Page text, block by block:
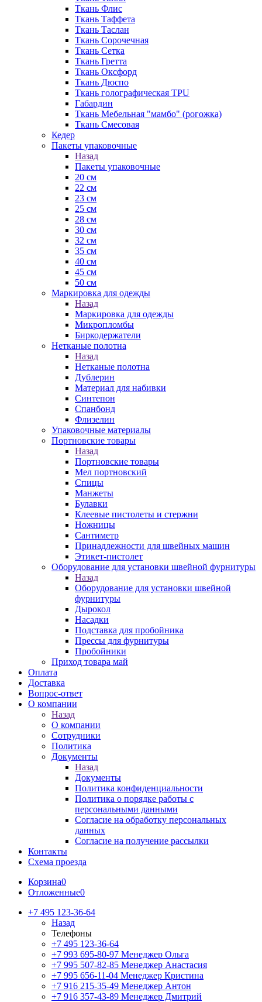
Ткань Флис
Ткань Таффета
Ткань Таслан
Ткань Сорочечная
Ткань Сетка
Ткань Гретта
Ткань Оксфорд
Ткань Дюспо
Ткань голографическая TPU
Габардин
Ткань Мебельная "мамбо" (рогожка)
Ткань Смесовая
Кедер
Пакеты упаковочные
Назад
Пакеты упаковочные
20 см
22 см
23 см
25 см
28 см
30 см
32 см
35 см
40 см
45 см
50 см
Маркировка для одежды
Назад
Маркировка для одежды
Микропломбы
Биркодержатели
Нетканые полотна
Назад
Нетканые полотна
Дублерин
Материал для набивки
Синтепон
Спанбонд
Флизелин
Упаковочные материалы
Портновские товары
Назад
Портновские товары
Мел портновский
Спицы
Манжеты
Булавки
Клеевые пистолеты и стержни
Ножницы
Сантиметр
Принадлежности для швейных машин
Этикет-пистолет
Оборудование для установки швейной фурнитуры
Назад
Оборудование для установки швейной
фурнитуры
Дырокол
Насадки
Подставка для пробойника
Прессы для фурнитуры
Пробойники
Приход товара май
Оплата
Доставка
Вопрос-ответ
О компании
Назад
О компании
Сотрудники
Политика
Документы
Назад
Документы
Политика конфиденциальности
Политика о порядке работы с
персональными данными
Согласие на обработку персональных
данных
Согласие на получение рассылки
Контакты
Схема проезда
Корзина0
Отложенные0
+7 495 123-36-64
Назад
Телефоны
+7 495 123-36-64
+7 993 695-80-97 Менеджер Ольга
+7 995 507-82-85 Менеджер Анастасия
+7 995 656-11-04 Менеджер Кристина
+7 916 215-35-49 Менеджер Антон
+7 916 357-43-89 Менеджер Дмитрий